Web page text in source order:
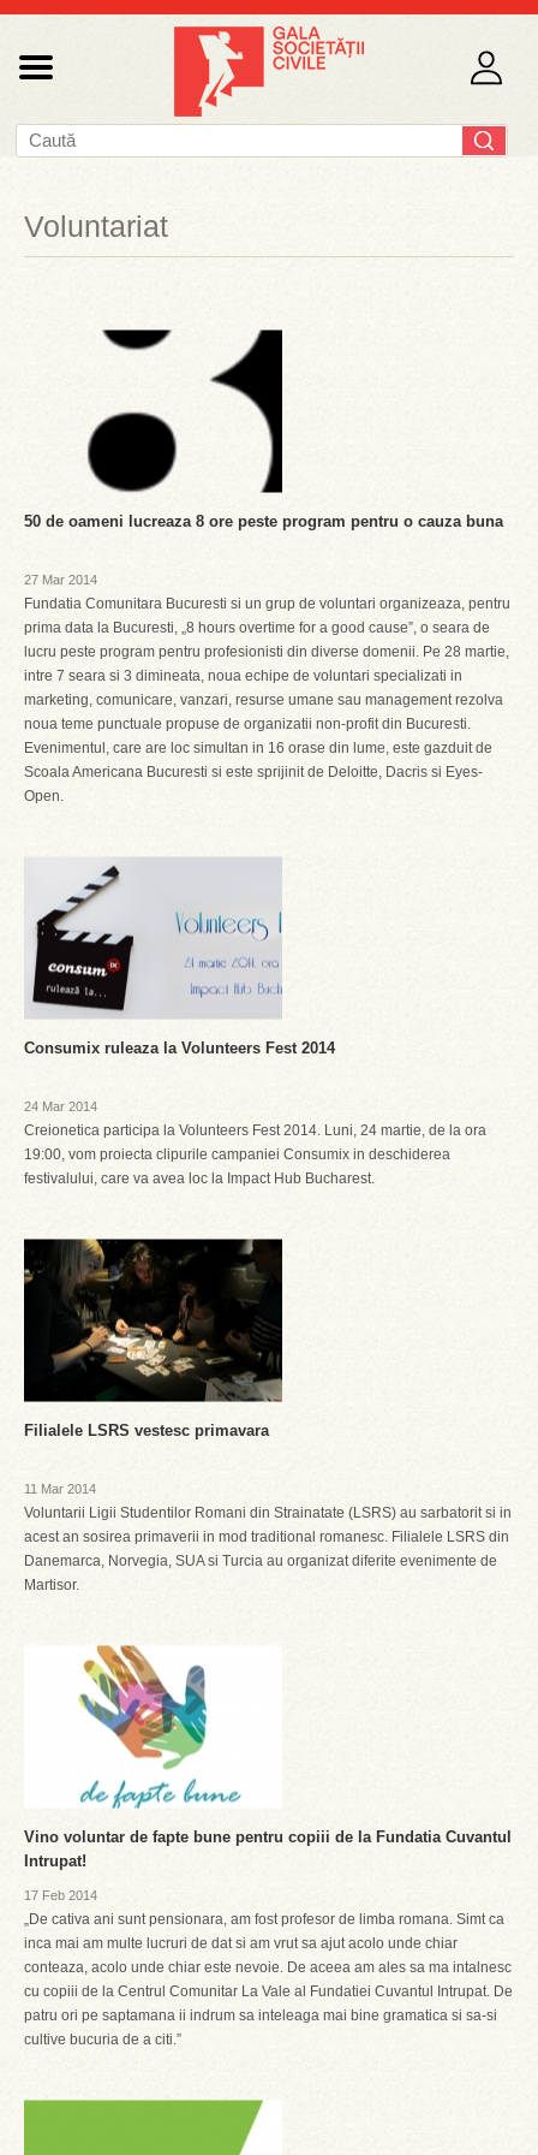
Voluntariat
50 de oameni lucreaza 8 ore peste program pentru o cauza buna
27 Mar 2014
Fundatia Comunitara Bucuresti si un grup de voluntari organizeaza, pentru
prima data la Bucuresti, „8 hours overtime for a good cause”, o seara de
lucru peste program pentru profesionisti din diverse domenii. Pe 28 martie,
intre 7 seara si 3 dimineata, noua echipe de voluntari specializati in
marketing, comunicare, vanzari, resurse umane sau management rezolva
noua teme punctuale propuse de organizatii non-profit din Bucuresti.
Evenimentul, care are loc simultan in 16 orase din lume, este gazduit de
Scoala Americana Bucuresti si este sprijinit de Deloitte, Dacris si Eyes-
Open.
Consumix ruleaza la Volunteers Fest 2014
24 Mar 2014
Creionetica participa la Volunteers Fest 2014. Luni, 24 martie, de la ora
19:00, vom proiecta clipurile campaniei Consumix in deschiderea
festivalului, care va avea loc la Impact Hub Bucharest.
Filialele LSRS vestesc primavara
11 Mar 2014
Voluntarii Ligii Studentilor Romani din Strainatate (LSRS) au sarbatorit si in
acest an sosirea primaverii in mod traditional romanesc. Filialele LSRS din
Danemarca, Norvegia, SUA si Turcia au organizat diferite evenimente de
Martisor.
Vino voluntar de fapte bune pentru copiii de la Fundatia Cuvantul
Intrupat!
17 Feb 2014
„De cativa ani sunt pensionara, am fost profesor de limba romana. Simt ca
inca mai am multe lucruri de dat si am vrut sa ajut acolo unde chiar
conteaza, acolo unde chiar este nevoie. De aceea am ales sa ma intalnesc
cu copiii de la Centrul Comunitar La Vale al Fundatiei Cuvantul Intrupat. De
patru ori pe saptamana ii indrum sa inteleaga mai bine gramatica si sa-si
cultive bucuria de a citi.”